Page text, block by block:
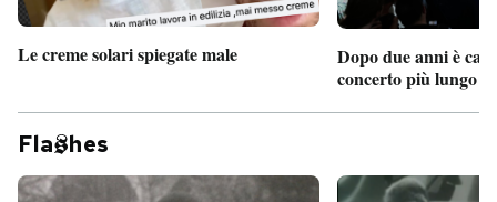
Le creme solari spiegate male
Dopo due anni è
concerto più lungo
Fla hes